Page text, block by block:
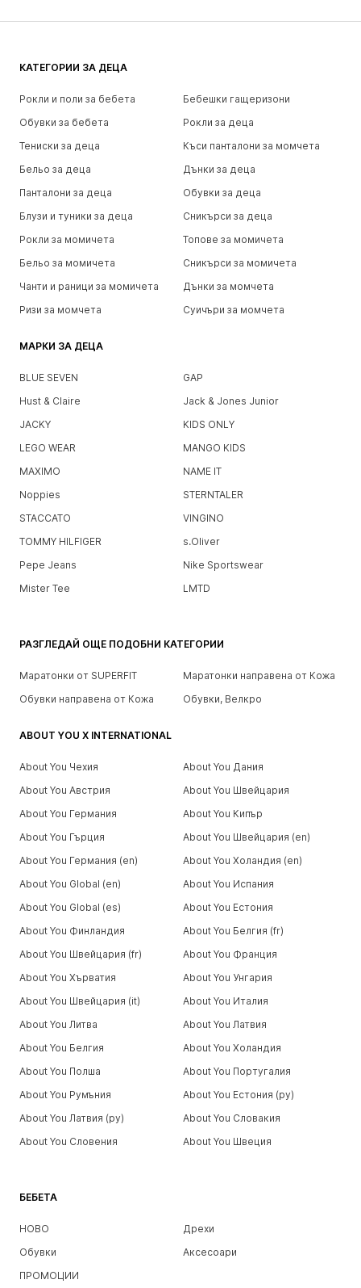
КАТЕГОРИИ ЗА ДЕЦА
Рокли и поли за бебета
Бебешки гащеризони
Обувки за бебета
Рокли за деца
Тениски за деца
Къси панталони за момчета
Бельо за деца
Дънки за деца
Панталони за деца
Обувки за деца
Блузи и туники за деца
Сникърси за деца
Рокли за момичета
Топове за момичета
Бельо за момичета
Сникърси за момичета
Чанти и раници за момичета
Дънки за момчета
Ризи за момчета
Суичъри за момчета
МАРКИ ЗА ДЕЦА
BLUE SEVEN
GAP
Hust & Claire
Jack & Jones Junior
JACKY
KIDS ONLY
LEGO WEAR
MANGO KIDS
MAXIMO
NAME IT
Noppies
STERNTALER
STACCATO
VINGINO
TOMMY HILFIGER
s.Oliver
Pepe Jeans
Nike Sportswear
Mister Tee
LMTD
БЕБЕТА
НОВО
Дрехи
Обувки
Аксесоари
ПРОМОЦИИ
РАЗГЛЕДАЙ ОЩЕ ПОДОБНИ КАТЕГОРИИ
Маратонки от SUPERFIT
Маратонки направена от Кожа
Обувки направена от Кожа
Обувки, Велкро
ABOUT YOU X INTERNATIONAL
About You Чехия
About You Дания
About You Австрия
About You Швейцария
About You Германия
About You Кипър
About You Гърция
About You Швейцария (en)
About You Германия (en)
About You Холандия (en)
About You Global (en)
About You Испания
About You Global (es)
About You Естония
About You Финландия
About You Белгия (fr)
About You Швейцария (fr)
About You Франция
About You Хърватия
About You Унгария
About You Швейцария (it)
About You Италия
About You Литва
About You Латвия
About You Белгия
About You Холандия
About You Полша
About You Португалия
About You Румъния
About You Естония (ру)
About You Латвия (ру)
About You Словакия
About You Словения
About You Швеция